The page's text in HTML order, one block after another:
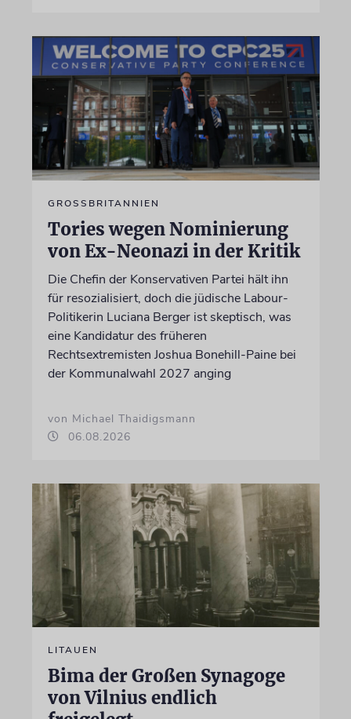
GROSSBRITANNIEN
Tories wegen Nominierung
von Ex-Neonazi in der Kritik
Die Chefin der Konservativen Partei hält ihn
für resozialisiert, doch die jüdische Labour-
Politikerin Luciana Berger ist skeptisch, was
eine Kandidatur des früheren
Rechtsextremisten Joshua Bonehill-Paine bei
der Kommunalwahl 2027 anging
von Michael Thaidigsmann
06.08.2026
LITAUEN
Bima der Großen Synagoge
von Vilnius endlich